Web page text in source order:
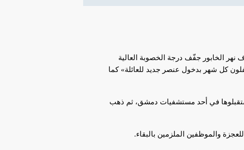
نهر الخابور جفّف درجة الخصوبة العالية
كل شهر بدخول عنصر جديد للعائلة» كما
ثلاثة أشهر، بصمت استقبلوها في أحد مستشفيات دمشق، ثم ذهب
والموظفين الملزمين بالبقاء.